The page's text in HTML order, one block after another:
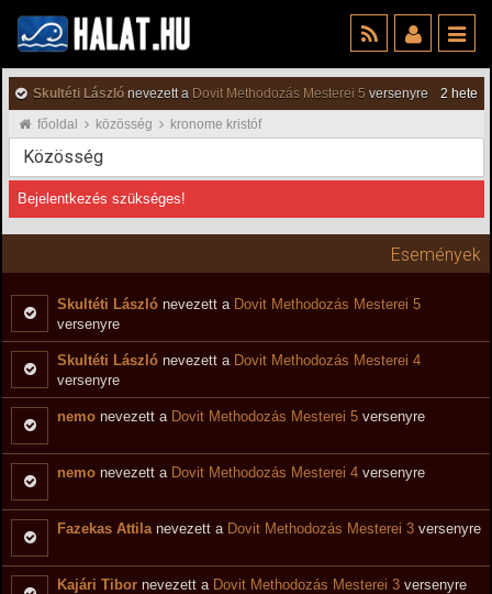
Skultéti László nevezett a Dovit Methodozás Mesterei 5 versenyre
2 hete
főoldal
közösség kronome kristóf
Közösség
Bejelentkezés szükséges!
Események
Skultéti László nevezett a Dovit Methodozás Mesterei 5
versenyre
Skultéti László nevezett a Dovit Methodozás Mesterei 4
versenyre
nemo nevezett a Dovit Methodozás Mesterei 5 versenyre
nemo nevezett a Dovit Methodozás Mesterei 4 versenyre
Fazekas Attilanevezett a Dovit Methodozás Mesterei 3 versenyre
Kajári Tibor nevezett a Dovit Methodozás Mesterei 3 versenyre